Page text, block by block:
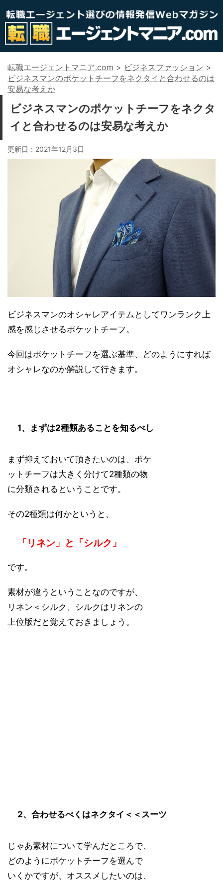
転職エージェントマニア.com > ビジネスファッション >
ビジネスマンのポケットチーフをネクタイと合わせるのは
安易な考えか
ビジネスマンのポケットチーフをネクタ
イと合わせるのは安易な考えか
更新日： 2021年12月3日
ビジネスマンのオシャレアイテムとしてワンランク上
感を感じさせるポケットチーフ。
今回はポケットチーフを選ぶ基準、どのようにすれば
オシャレなのか解説して行きます。
1、まずは2種類あることを知るべし
まず抑えておいて頂きたいのは、ポケ
ットチーフは大きく分けて2種類の物
に分類されるということです。
その2種類は何かというと、
「リネン」と「シルク」
です。
素材が違うということなのですが、
リネン＜シルク、シルクはリネンの
上位版だと覚えておきましょう。
2、合わせるべくはネクタイ＜＜スーツ
じゃあ素材について学んだところで、
どのようにポケットチーフを選んで
いくかですが、オススメしたいのは、